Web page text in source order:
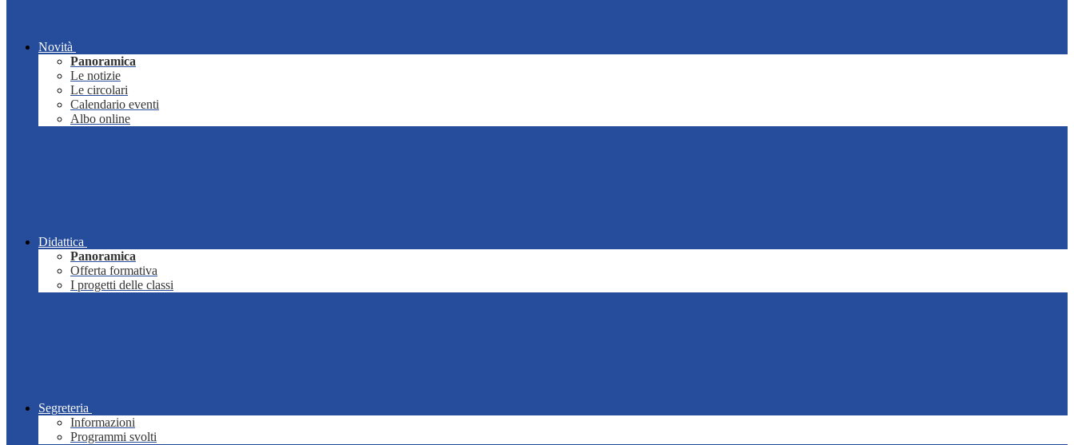
Novità
Panoramica
Le notizie
Le circolari
Calendario eventi
Albo online
Didattica
Panoramica
Offerta formativa
I progetti delle classi
Segreteria
Informazioni
Programmi svolti